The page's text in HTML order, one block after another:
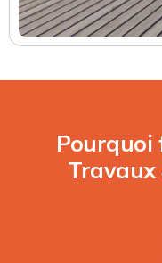
Pourquoi
Travaux